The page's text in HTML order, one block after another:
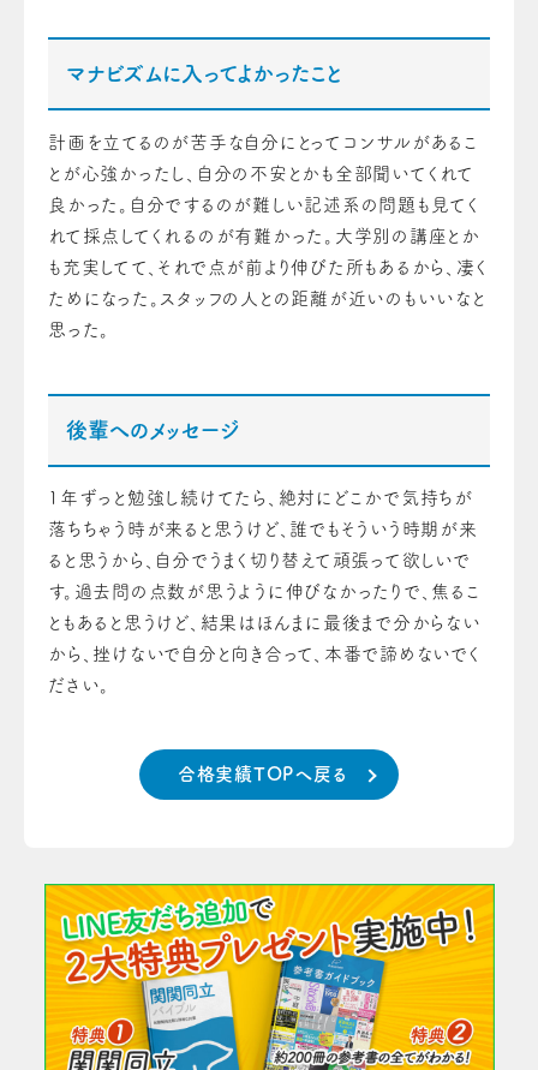
マナビズムに入ってよかったこと
計画を立てるのが苦手な自分にとってコンサルがあるこ
とが心強かったし、自分の不安とかも全部聞いてくれて
良かった。自分でするのが難しい記述系の問題も見てく
れて採点してくれるのが有難かった。大学別の講座とか
も充実してて、それで点が前より伸びた所もあるから、凄く
ためになった。スタッフの人との距離が近いのもいいなと
思った。
後輩へのメッセージ
1年ずっと勉強し続けてたら、絶対にどこかで気持ちが
落ちちゃう時が来ると思うけど、誰でもそういう時期が来
ると思うから、自分でうまく切り替えて頑張って欲しいで
す。過去問の点数が思うように伸びなかったりで、焦るこ
ともあると思うけど、結果はほんまに最後まで分からない
から、挫けないで自分と向き合って、本番で諦めないでく
ださい。
合格実績TOPへ戻る